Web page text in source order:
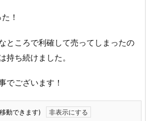
！
ところで利確して売ってしまったの
持ち続けました。
でございます！
動できます)